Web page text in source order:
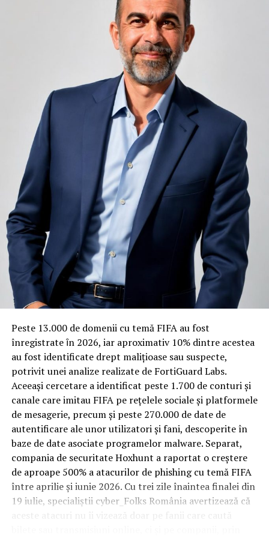
infinit de groși din motive practice și economice.
Zgomotul pașilor din camera de sus sau din coridorul
adiacent rămâne una dintre cele mai frecvente
nemulțumiri semnalate de oaspeți în recenziile online,
chiar și la unități altfel apreciate pentru servicii și
locație. De multe ori, oaspeții nu identifică pardoseala
drept sursa reală a problemei, ci descriu simplu senzația
de spațiu zgomotos sau agitat.
Pardoseala joacă un rol important în absorbția acestor
sunete, mai ales în zonele de trecere frecventă dintre
cameră și baie sau dintre pat și fereastră. Un material cu
proprietăți fonoabsorbante bune reduce transmiterea
zgomotului către camerele vecine și către etajele
inferioare, un aspect esențial mai ales în clădirile mai
vechi, cu structuri care nu au fost proiectate inițial
pentru izolare fonică performantă.
Rotația rapidă a oaspeților cere
materiale rezistente
Spre diferență de o locuință obișnuită, o cameră de hotel
trece printr-un ciclu de utilizare intensă: oaspeți diferiți,
bagaje trase pe roți, curățenie zilnică, uneori mai multe
rezervări consecutive în aceeași săptămână. Această
frecvență ridicată de utilizare pune presiune reală pe
orice suprafață, iar pardoseala este printre primele
elemente afectate vizibil, mai ales în zona din jurul
patului și a ușii de acces.
În etapa de renovare sau construcție, administratorii
care iau în calcul mocheta trafic intens
pentru zonele
cu rotație mare reduc riscul de uzură prematură și de
decolorare vizibilă în punctele de trecere frecventă. Este
o decizie care ține mai puțin de stil și mai mult de
Peste 13.000 de domenii cu temă FIFA au fost
înregistrate ȋn 2026, iar aproximativ 10% dintre acestea
au fost identificate drept malițioase sau suspecte,
potrivit unei analize realizate de FortiGuard Labs.
Aceeași cercetare a identificat peste 1.700 de conturi și
canale care imitau FIFA pe rețelele sociale și platformele
de mesagerie, precum și peste 270.000 de date de
autentificare ale unor utilizatori și fani, descoperite în
baze de date asociate programelor malware. Separat,
compania de securitate Hoxhunt a raportat o creștere
de aproape 500% a atacurilor de phishing cu temă FIFA
între aprilie și iunie 2026. Cu trei zile înaintea finalei din
19 iulie, specialiștii cyber_Folks România avertizează că